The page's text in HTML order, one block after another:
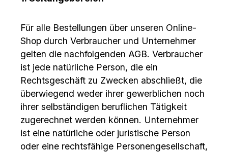
Für alle Bestellungen über unseren Online-
Shop durch Verbraucher und Unternehmer
gelten die nachfolgenden AGB. Verbraucher
ist jede natürliche Person, die ein
Rechtsgeschäft zu Zwecken abschließt, die
überwiegend weder ihrer gewerblichen noch
ihrer selbständigen beruflichen Tätigkeit
zugerechnet werden können. Unternehmer
ist eine natürliche oder juristische Person
oder eine rechtsfähige Personengesellschaft,